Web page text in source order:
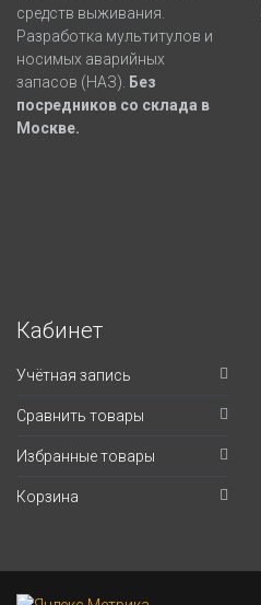
средств выживания.
Разработка мультитулов и
носимых аварийных
запасов (НАЗ).
Без
посредников со склада в
Москве.
Кабинет
Учётная запись
Сравнить товары
Избранные товары
Корзина